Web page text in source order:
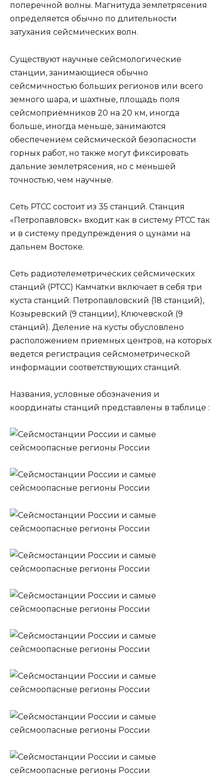
поперечной волны. Магнитуда землетрясения
определяется обычно по длительности
затухания сейсмических волн.
Существуют научные сейсмологические
станции, занимающиеся обычно
сейсмичностью больших регионов или всего
земного шара, и шахтные, площадь поля
сейсмоприёмников 20 на 20 км, иногда
больше, иногда меньше, занимаются
обеспечением сейсмической безопасности
горных работ, но также могут фиксировать
дальние землетрясения, но с меньшей
точностью, чем научные.
Сеть РТСС состоит из 35 станций. Станция
«Петропавловск» входит как в систему РТСС так
и в систему предупреждения о цунами на
дальнем Востоке.
Сеть радиотелеметрических сейсмических
станций (РТСС) Камчатки включает в себя три
куста станций: Петропавловский (18 станций),
Козыревский (9 станции), Ключевской (9
станций). Деление на кусты обусловлено
расположением приемных центров, на которых
ведется регистрация сейсмометрической
информации соответствующих станций.
Названия, условные обозначения и
координаты станций представлены в таблице :